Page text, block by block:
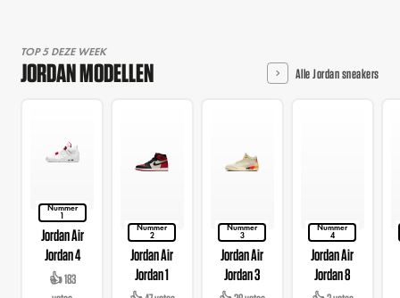
TOP 5 DEZE WEEK
JORDAN MODELLEN Alle Jordan sneakers
Nummer
1
Jordan Air
Jordan 4
👍 183
Nummer
2
Jordan Air
Jordan 1
Nummer
3
Jordan Air
Jordan 3
Nummer
4
Jordan Air
Jordan 8